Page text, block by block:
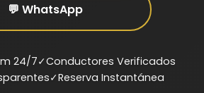
💬 WhatsApp
24/7✓Conductores Verificados
✓Reserva Instantánea